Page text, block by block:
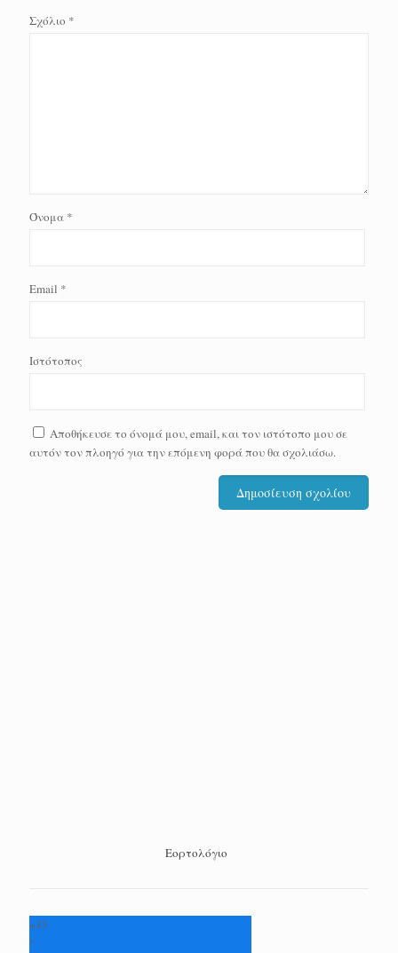
Σχόλιο *
Όνομα *
Email *
Ιστότοπος
Αποθήκευσε το όνομά μου, email, και τον ιστότοπο μου σε
αυτόν τον πλοηγό για την επόμενη φορά που θα σχολιάσω.
Εορτολόγιο
+33
°